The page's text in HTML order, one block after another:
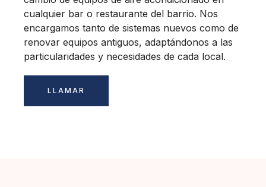
cualquier bar o restaurante del barrio. Nos
encargamos tanto de sistemas nuevos como de
renovar equipos antiguos, adaptándonos a las
particularidades y necesidades de cada local.
LLAMAR